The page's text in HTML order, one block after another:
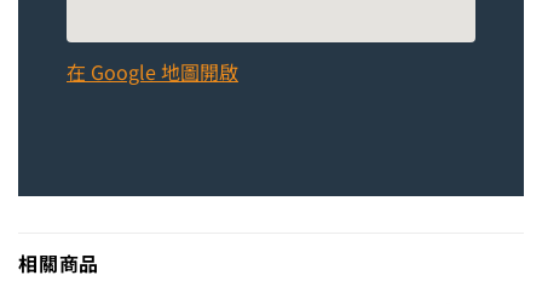
在 Google 地圖開啟
相關商品